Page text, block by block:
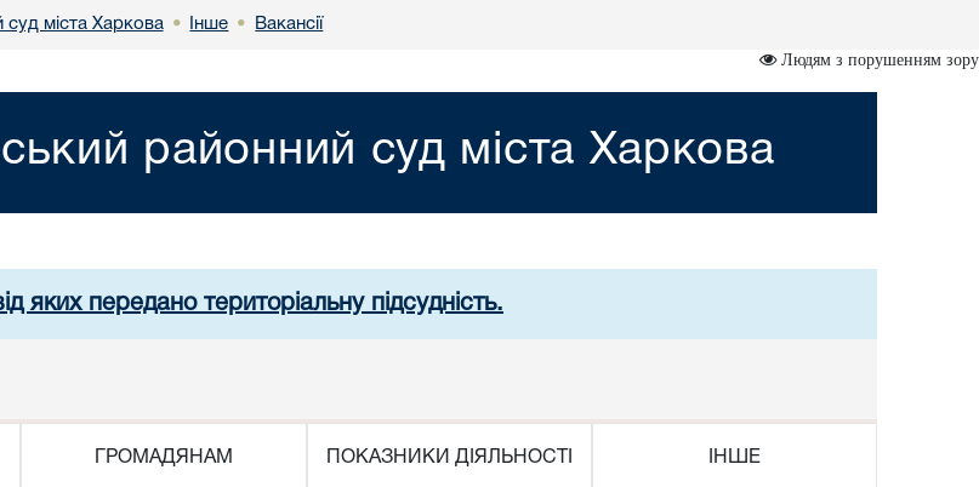
міста Харкова • Інше • Вакансії
Людям з порушенням зору
районний суд міста Харкова
яких передано територіальну підсудність.
ГРОМАДЯНАМ ПОКАЗНИКИ ДІЯЛЬНОСТІ ІНШЕ